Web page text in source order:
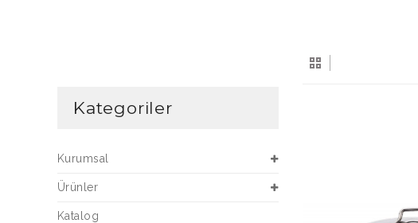
Kategoriler
Kurumsal
Ürünler
Katalog